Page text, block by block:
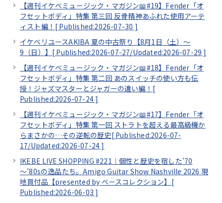
【週刊イケベミュージック・マガジン📖#19】Fender「オ
フセットボディ」特集 第三回 反骨精神あふれた使用アーテ
ィスト編！[ Published:2026-07-30 ]
イケベリユースAKIBA 夏の中古祭り【8月1日（土）～
9（日）】[ Published:2026-07-27/Updated:2026-07-29 ]
【週刊イケベミュージック・マガジン📖#18】Fender「オ
フセットボディ」特集 第二回 あのスイッチの使い方も伝
授！ジャズマスターとジャガーの違い編！[
Published:2026-07-24 ]
【週刊イケベミュージック・マガジン📖#17】Fender「オ
フセットボディ」特集 第一回 ストラトを超える最高級機か
らまさかの…その逆転の歴史[ Published:2026-07-
17/Updated:2026-07-24 ]
IKEBE LIVE SHOPPING #221｜個性と歴史を宿した’70
～’80sの逸品たち。Amigo Guitar Show Nashville 2026 現
地買付品【presented by ベースコレクション】[
Published:2026-06-03 ]